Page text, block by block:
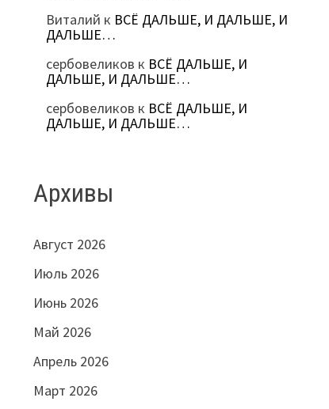
Виталий к ВСЁ ДАЛЬШЕ, И ДАЛЬШЕ, И
ДАЛЬШЕ…
сербовеликов к ВСЁ ДАЛЬШЕ, И
ДАЛЬШЕ, И ДАЛЬШЕ…
сербовеликов к ВСЁ ДАЛЬШЕ, И
ДАЛЬШЕ, И ДАЛЬШЕ…
Архивы
Август 2026
Июль 2026
Июнь 2026
Май 2026
Апрель 2026
Март 2026